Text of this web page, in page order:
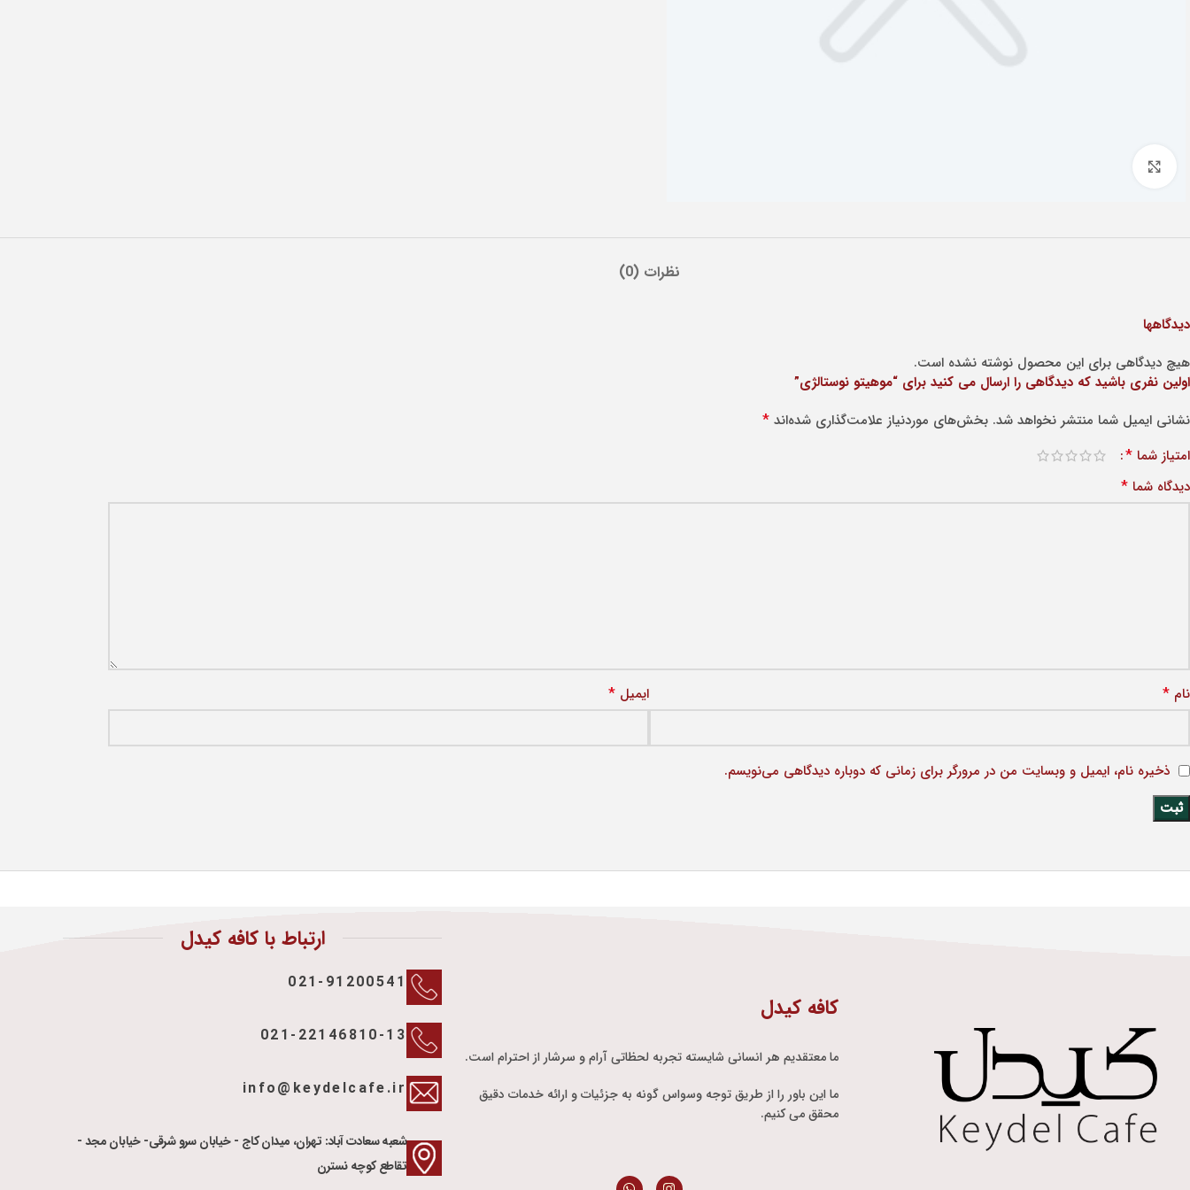
نظرات (0)
دیدگاهها
هیچ دیدگاهی برای این محصول نوشته نشده است.
اولین نفری باشید که دیدگاهی را ارسال می کنید برای “موهیتو نوستالژی”
نشانی ایمیل شما منتشر نخواهد شد. بخش‌های موردنیاز علامت‌گذاری شده‌اند *
امتیاز شما *
دیدگاه شما *
نام * ایمیل *
ذخیره نام، ایمیل و وبسایت من در مرورگر برای زمانی که دوباره دیدگاهی می‌نویسم.
کافه کیدل
ما معتقدیم هر انسانی شایسته تجربه لحظاتی آرام و سرشار از احترام است.
ما این باور را از طریق توجه وسواس گونه به جزئیات و ارائه خدمات دقیق
محقق می کنیم.
ارتباط با کافه کیدل
021-91200541
021-22146810-13
info@keydelcafe.ir
شعبه سعادت آباد: تهران، میدان کاج - خیابان سرو شرقی- خیابان مجد -
تقاطع کوچه نسترن